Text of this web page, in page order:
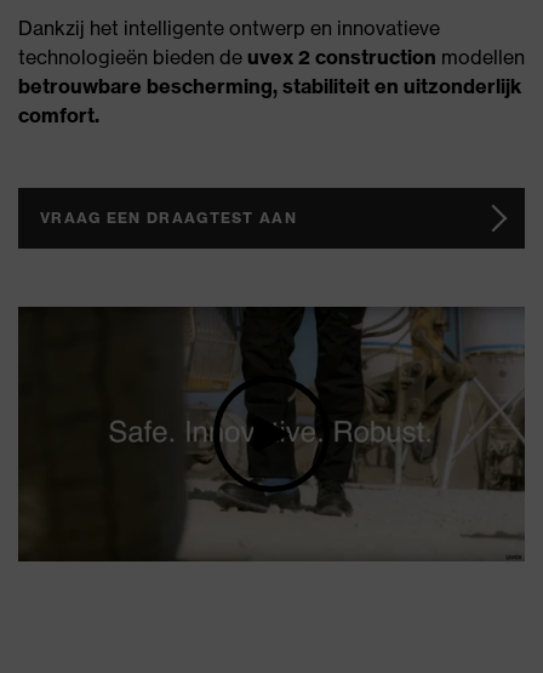
Dankzij het intelligente ontwerp en innovatieve
technologieën bieden de uvex 2 construction modellen
betrouwbare bescherming, stabiliteit en uitzonderlijk
comfort.
VRAAG EEN DRAAGTEST AAN